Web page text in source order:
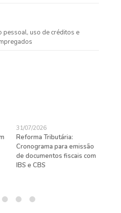
pessoal, uso de créditos e
31/07/2026
Reforma Tributária:
Cronograma para emissão
de documentos fiscais com
IBS e CBS